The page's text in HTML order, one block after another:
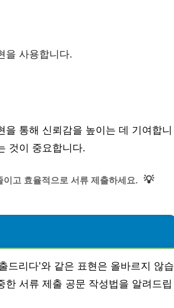
을 사용합니다.
통해 신뢰감을 높이는 데 기여합니
것이 중요합니다.
고 효율적으로 서류 제출하세요. 💡
드리다’와 같은 표현은 올바르지 않습
서류 제출 공문 작성법을 알려드립